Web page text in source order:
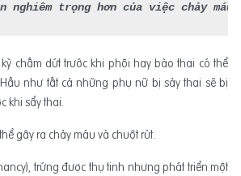
nghiêm trọng hơn của việc chảy
chấm dứt trước khi phôi hay bào thai có thể
như tất cả những phụ nữ bị sảy thai sẽ bị
khi sẩy thai.
gây ra chảy máu và chuột rút.
trứng được thụ tinh nhưng phát triển một